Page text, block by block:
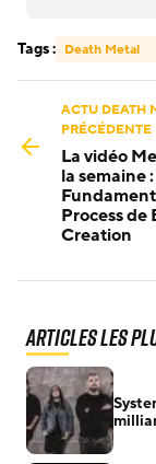
Tags : Death Metal
ACTU DEATH
PRÉCÉDENTE
La vidéo
la semaine :
Process de
Creation
Articles les